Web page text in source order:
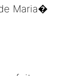
Maria�